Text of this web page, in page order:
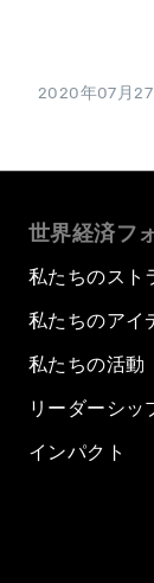
2020年07月27
世界経済フ
私たちのスト
私たちのアイ
私たちの活動
リーダーシッ
インパクト